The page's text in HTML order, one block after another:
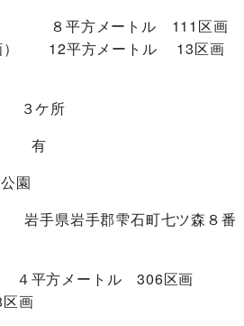
トル 111区画
画） 12平方メートル 13区画
ケ所
園
手郡雫石町七ツ森８番
方メートル 306区画
画